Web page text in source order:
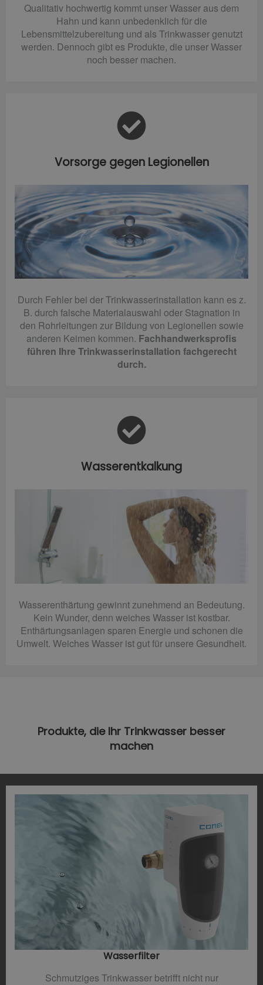
Qualitativ hochwertig kommt unser Wasser aus dem
Hahn und kann unbedenklich für die
Lebensmittelzubereitung und als Trinkwasser genutzt
werden. Dennoch gibt es Produkte, die unser Wasser
noch besser machen.
Vorsorge gegen Legionellen
Durch Fehler bei der Trinkwasserinstallation kann es z.
B. durch falsche Materialauswahl oder Stagnation in
den Rohrleitungen zur Bildung von Legionellen sowie
anderen Keimen kommen. Fachhandwerksprofis
führen Ihre Trinkwasserinstallation fachgerecht
durch.
Wasserentkalkung
Wasserenthärtung gewinnt zunehmend an Bedeutung.
Kein Wunder, denn weiches Wasser ist kostbar.
Enthärtungsanlagen sparen Energie und schonen die
Umwelt. Weiches Wasser ist gut für unsere Gesundheit.
Produkte, die Ihr Trinkwasser besser
machen
Wasserfilter​
Schmutziges Trinkwasser betrifft nicht nur